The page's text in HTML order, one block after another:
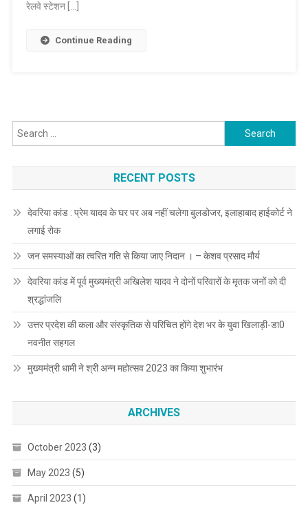
रेलवे स्टेशन […]
Continue Reading
Search
for:
RECENT POSTS
देवरिया कांड : प्रेम यादव के घर पर अब नहीं चलेगा बुलडोजर, इलाहाबाद हाईकोर्ट ने
लगाई रोक
जन समस्याओं का त्वरित गति से किया जाए निदान । – केशव प्रसाद मौर्य
देवरिया कांड में पूर्व मुख्यमंत्री अखिलेश यादव ने दोनों परिवारों के मृतक जनों को दी
श्रद्धांजलि
उत्तर प्रदेश की कला और संस्कृतिक से परिचित होंगे देश भर के युवा खिलाड़ी-डा0
नवनीत सहगल
मुख्यमंत्री धामी ने श्री अन्न महोत्सव 2023 का किया शुभारंभ
ARCHIVES
October 2023 (3)
May 2023 (5)
April 2023 (1)